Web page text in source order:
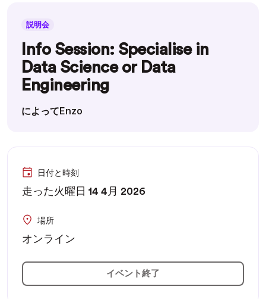
説明会
Info Session: Specialise in
Data Science or Data
Engineering
によってEnzo
日付と時刻
走った火曜日 14 4月 2026
場所
オンライン
イベント終了